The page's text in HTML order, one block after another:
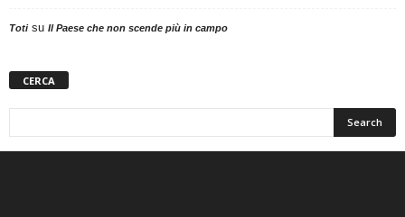
Totisu Il Paese che non scende più in campo
CERCA